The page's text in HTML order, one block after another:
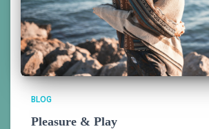
BLOG
Pleasure & Play